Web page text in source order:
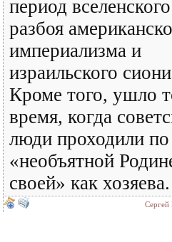
период вселенского
разбоя
империализма и
израильского
Кроме того, ушло
время, когда
люди проходили по
«необъятной
своей» как хозяева.
Сергей